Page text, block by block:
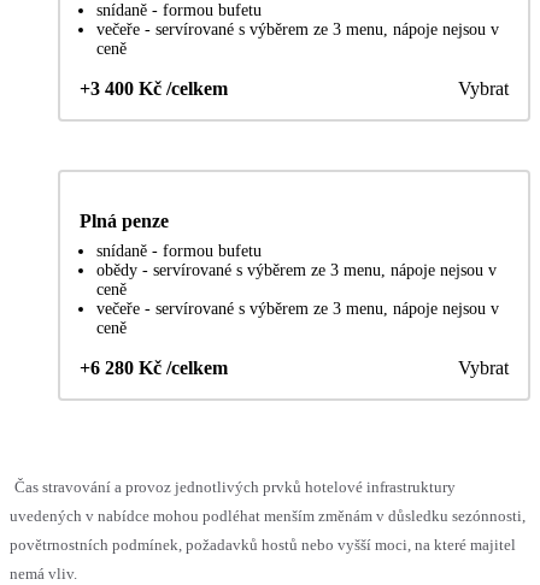
snídaně - formou bufetu
večeře - servírované s výběrem ze 3 menu, nápoje nejsou v
ceně
+3 400 Kč /celkem Vybrat
Plná penze
snídaně - formou bufetu
obědy - servírované s výběrem ze 3 menu, nápoje nejsou v
ceně
večeře - servírované s výběrem ze 3 menu, nápoje nejsou v
ceně
+6 280 Kč /celkem Vybrat
Čas stravování a provoz jednotlivých prvků hotelové infrastruktury
uvedených v nabídce mohou podléhat menším změnám v důsledku sezónnosti,
povětrnostních podmínek, požadavků hostů nebo vyšší moci, na které majitel
nemá vliv.